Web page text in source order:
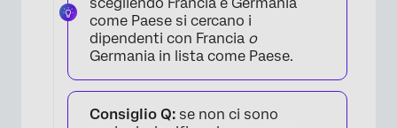
come Paese si cercano i
dipendenti con Francia o
Germania in lista come Paese.
Consiglio Q: se non ci sono